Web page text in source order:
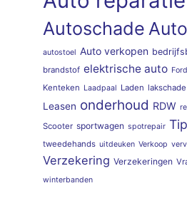
Autoschade
autostoel Auto verkopen
brandstof elektrische auto Ford
Kenteken Laadpaal Laden lakschade
Leasen onderhoud RDW
Scooter sportwagen spotrepair
tweedehands uitdeuken Verkoop
Verzekering Verzekeringen
winterbanden